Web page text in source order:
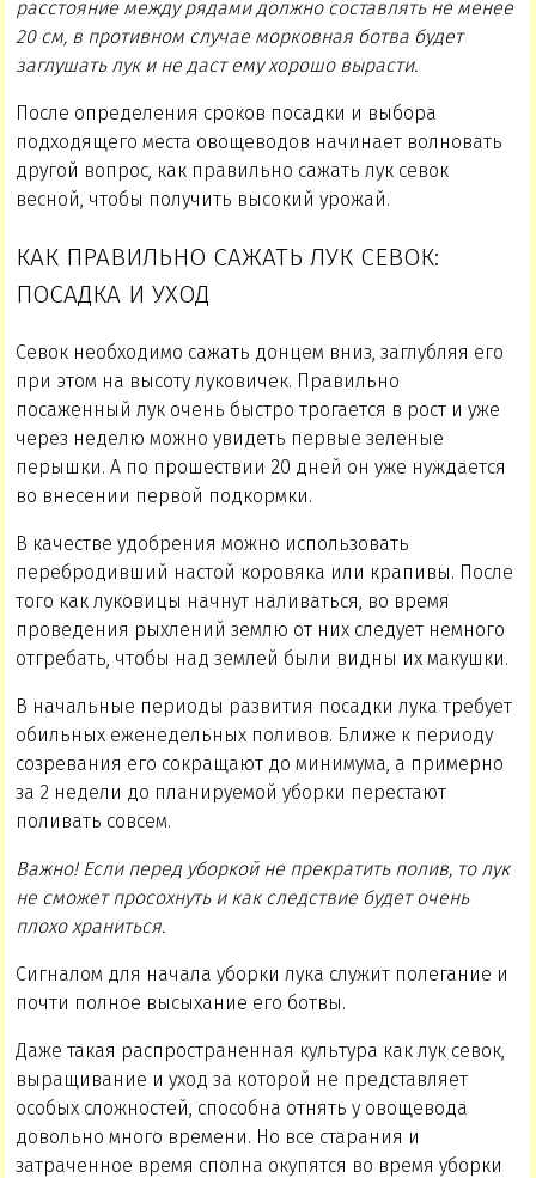
расстояние между рядами должно составлять не менее
20 см, в противном случае морковная ботва будет
заглушать лук и не даст ему хорошо вырасти.
После определения сроков посадки и выбора
подходящего места овощеводов начинает волновать
другой вопрос, как правильно сажать лук севок
весной, чтобы получить высокий урожай.
КАК ПРАВИЛЬНО САЖАТЬ ЛУК СЕВОК:
ПОСАДКА И УХОД
Севок необходимо сажать донцем вниз, заглубляя его
при этом на высоту луковичек. Правильно
посаженный лук очень быстро трогается в рост и уже
через неделю можно увидеть первые зеленые
перышки. А по прошествии 20 дней он уже нуждается
во внесении первой подкормки.
В качестве удобрения можно использовать
перебродивший настой коровяка или крапивы. После
того как луковицы начнут наливаться, во время
проведения рыхлений землю от них следует немного
отгребать, чтобы над землей были видны их макушки.
В начальные периоды развития посадки лука требует
обильных еженедельных поливов. Ближе к периоду
созревания его сокращают до минимума, а примерно
за 2 недели до планируемой уборки перестают
поливать совсем.
Важно! Если перед уборкой не прекратить полив, то лук
не сможет просохнуть и как следствие будет очень
плохо храниться.
Сигналом для начала уборки лука служит полегание и
почти полное высыхание его ботвы.
Даже такая распространенная культура как лук севок,
выращивание и уход за которой не представляет
особых сложностей, способна отнять у овощевода
довольно много времени. Но все старания и
затраченное время сполна окупятся во время уборки